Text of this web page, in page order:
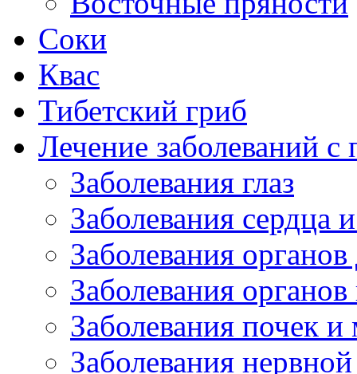
Соки
Квас
Тибетский гриб
Лечение заболеваний
Заболевания глаз
Заболевания сердца
Заболевания
Заболевания
Заболевания почек
Заболевания